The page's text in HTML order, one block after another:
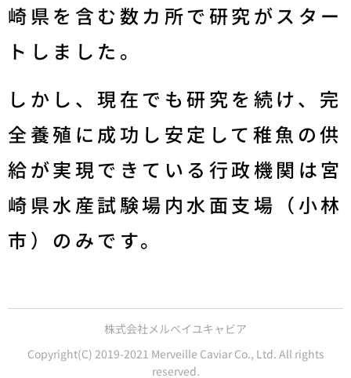
崎県を含む数カ所で研究がスター
トしました。
しかし、現在でも研究を続け、完
全養殖に成功し安定して稚魚の供
給が実現できている行政機関は宮
崎県水産試験場内水面支場（小林
市）のみです。
株式会社メルベイユキャビア
Copyright(C) 2019-2021 Merveille Caviar Co., Ltd. All rights
reserved.